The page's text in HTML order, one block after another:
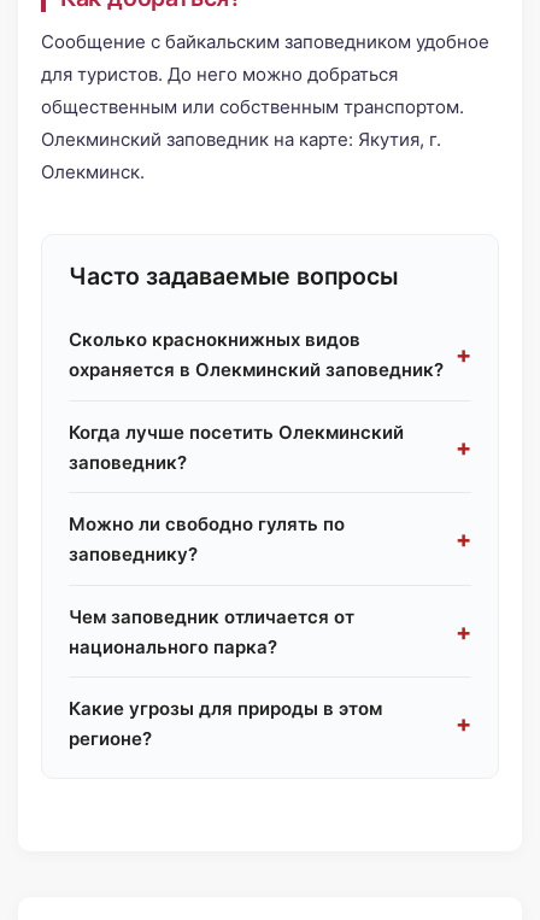
Сообщение с байкальским заповедником удобное
для туристов. До него можно добраться
общественным или собственным транспортом.
Олекминский заповедник на карте: Якутия, г.
Олекминск.
Часто задаваемые вопросы
Сколько краснокнижных видов
охраняется в Олекминский заповедник?
Когда лучше посетить Олекминский
заповедник?
Можно ли свободно гулять по
заповеднику?
Чем заповедник отличается от
национального парка?
Какие угрозы для природы в этом
регионе?